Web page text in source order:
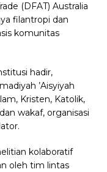
(DFAT) Australia
filantropi dan
komunitas
hadir,
’Aisyiyah
Kristen, Katolik,
wakaf, organisasi
kolaboratif
oleh tim lintas